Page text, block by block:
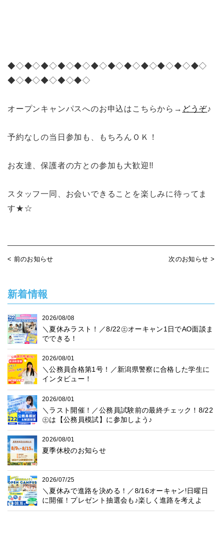
◆◇◆◇◆◇◆◇◆◇◆◇◆◇◆◇◆◇◆◇◆◇◆◇
◆◇◆◇◆◇◆◇◆◇
オープンキャンパスへのお申込はこちらから→ どうぞ♪
予約なしの当日参加も、もちろんＯＫ！
お友達、保護者の方との参加も大歓迎!!
スタッフ一同、お会いできることを楽しみに待ってま
す★☆
< 前のお知らせ 次のお知らせ >
新着情報
2026/08/08
＼夏休みラスト！／8/22㊏オーキャン1日でAO面談ま
でできる！
2026/08/01
＼公務員合格第1号！／新潟県警察に合格した学生に
インタビュー！
2026/08/01
＼ラスト開催！／公務員試験前の最終チェック！8/22
㊏は【公務員模試】に参加しよう♪
2026/08/01
夏季休校のお知らせ
2026/07/25
＼夏休みで進路を決める！／8/16オーキャン!日曜日
に開催！プレゼント抽選会も♪楽しく進路を考えよ
う！